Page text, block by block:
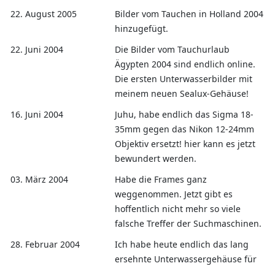
22. August 2005
Bilder vom Tauchen in Holland 2004
hinzugefügt.
22. Juni 2004
Die Bilder vom Tauchurlaub
Ägypten 2004 sind endlich online.
Die ersten Unterwasserbilder mit
meinem neuen Sealux-Gehäuse!
16. Juni 2004
Juhu, habe endlich das Sigma 18-
35mm gegen das Nikon 12-24mm
Objektiv ersetzt! hier kann es jetzt
bewundert werden.
03. März 2004
Habe die Frames ganz
weggenommen. Jetzt gibt es
hoffentlich nicht mehr so viele
falsche Treffer der Suchmaschinen.
28. Februar 2004
Ich habe heute endlich das lang
ersehnte Unterwassergehäuse für